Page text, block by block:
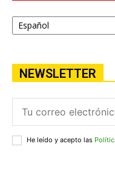
NEWSLETTER
He leído y acepto las